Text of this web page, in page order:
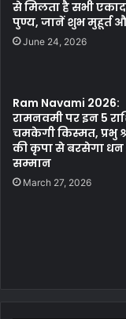
बिजनेस में अच्छा लाभ
लेनदेन करें, तो उसमें लिखा
सकता है, जो आपकी
मकर राशि के जातकों को
लेनदेन के मामले में आप
आपको आज अपने भाई बंधुओं
रुचि रहेगी। आपको कोई
से मिलता है सभी
पुण्य, जानें शुभ मुहूर्त
June 24, 2026
Ram Navami 2026:
रामनवमी पर इन 5
चमकेगी किस्मत, प्रभु
की कृपा से बरसेगा
सम्मान
March 27, 2026